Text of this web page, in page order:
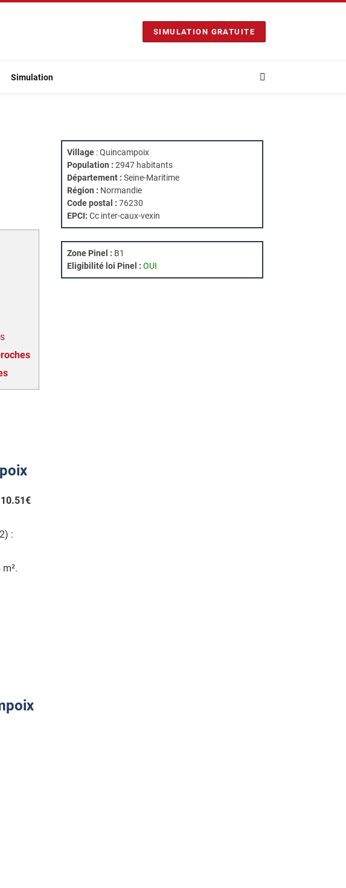
SIMULATION GRATUITE
Simulation
10.51€
:
Village : Quincampoix
Population : 2947 habitants
Département : Seine-Maritime
Région : Normandie
Code postal : 76230
EPCI: Cc inter-caux-vexin
Zone Pinel : B1
Eligibilité loi Pinel : OUI